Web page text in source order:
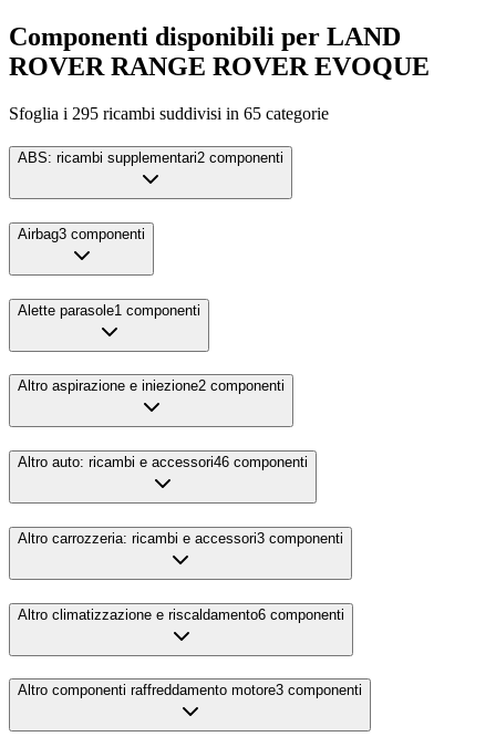
Componenti disponibili per LAND
ROVER RANGE ROVER EVOQUE
Sfoglia i 295 ricambi suddivisi in 65 categorie
ABS: ricambi supplementari2 componenti
Airbag3 componenti
Alette parasole1 componenti
Altro aspirazione e iniezione2 componenti
Altro auto: ricambi e accessori46 componenti
Altro carrozzeria: ricambi e accessori3 componenti
Altro climatizzazione e riscaldamento6 componenti
Altro componenti raffreddamento motore3 componenti